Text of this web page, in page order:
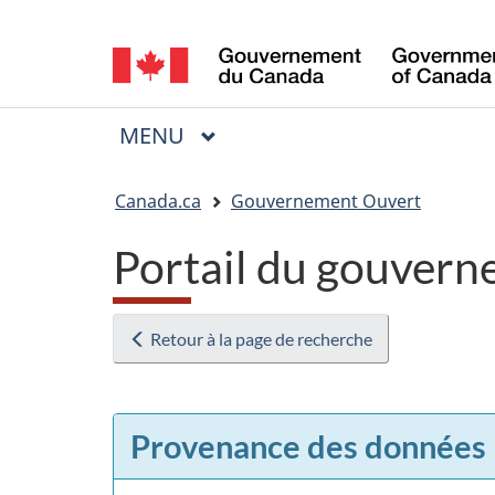
de
la
langue
Menu
MENU PRINCIPAL
Canada.ca Gouvernement Ouvert
Portail du
Retour à la page de recherche
Provenance des données